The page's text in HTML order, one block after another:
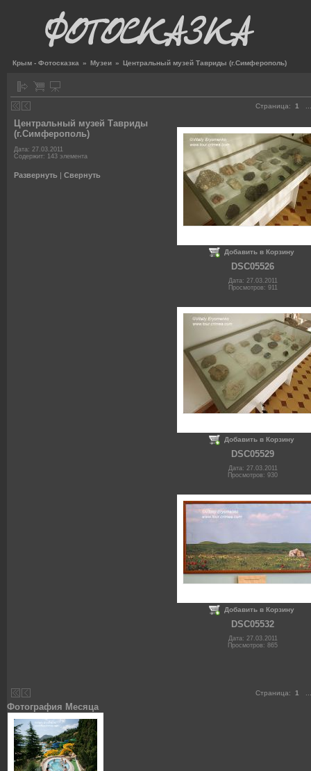
Крым - Фотосказка » Музеи » Центральный музей Тавриды (г.Симферополь)
Страница: 1
Центральный музей Тавриды
(г.Симферополь)
Дата: 27.03.2011
Содержит: 143 элемента
Развернуть Свернуть
Добавить в Корзину
DSC05526
Дата: 27.03.2011
Просмотров: 911
Добавить в Корзину
DSC05529
Дата: 27.03.2011
Просмотров: 930
Добавить в Корзину
DSC05532
Дата: 27.03.2011
Просмотров: 865
Страница: 1
Фотография Месяца